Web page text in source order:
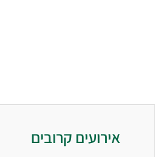
אירועים קרובים